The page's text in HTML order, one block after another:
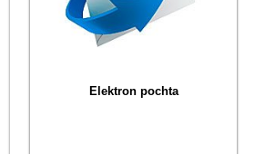
Elektron pochta